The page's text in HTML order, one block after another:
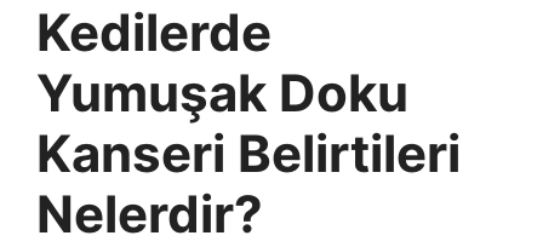
Kedilerde
Yumuşak Doku
Kanseri Belirtileri
Nelerdir?